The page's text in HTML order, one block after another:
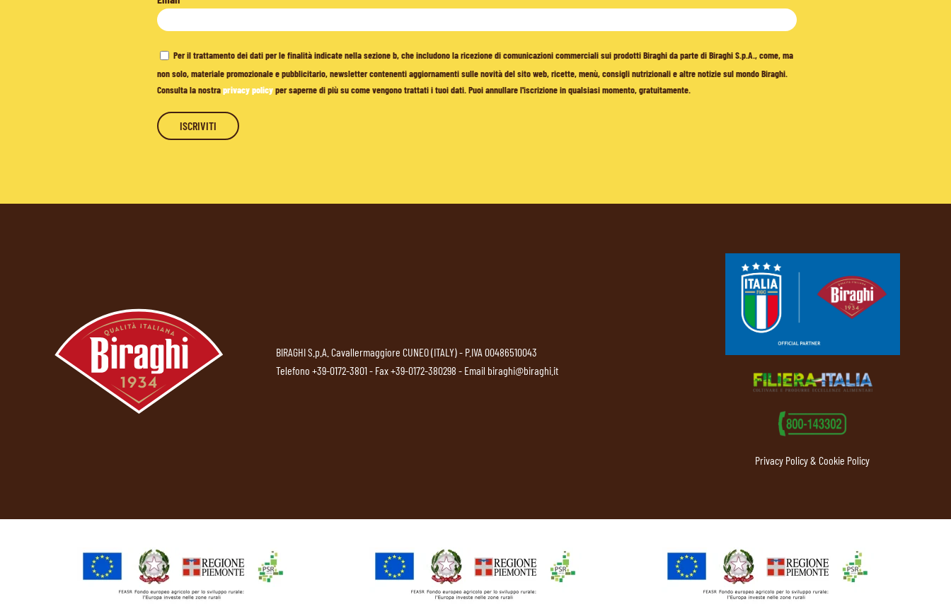
Per il trattamento dei dati per le finalità indicate nella sezione b, che includono la ricezione di comunicazioni commerciali sui prodotti Biraghi da parte di Biraghi S.p.A., come, ma
non solo, materiale promozionale e pubblicitario, newsletter contenenti aggiornamenti sulle novità del sito web, ricette, menù, consigli nutrizionali e altre notizie sul mondo Biraghi.
Consulta la nostraprivacy policyper saperne di più su come vengono trattati i tuoi dati. Puoi annullare l'iscrizione in qualsiasi momento, gratuitamente.
BIRAGHI S.p.A. Cavallermaggiore CUNEO (ITALY) - P.IVA 00486510043
Telefono +39-0172-3801- Fax +39-0172-380298 - Email biraghi@biraghi.it
Privacy Policy & Cookie Policy